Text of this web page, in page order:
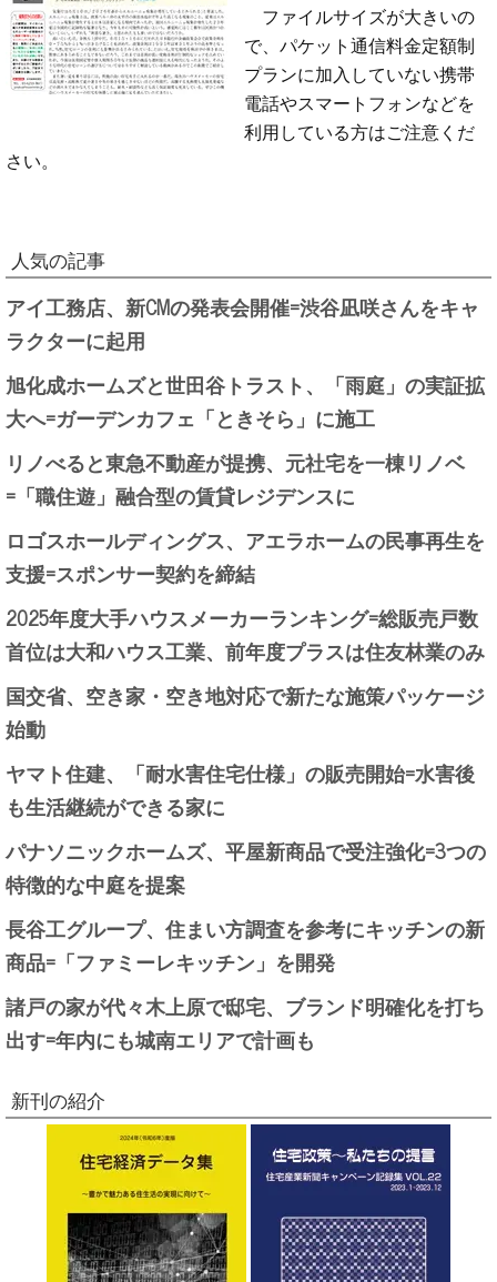
ファイルサイズが大きいの
で、パケット通信料金定額制
プランに加入していない携帯
電話やスマートフォンなどを
利用している方はご注意くだ
さい。
人気の記事
アイ工務店、新CMの発表会開催=渋谷凪咲さんをキャ
ラクターに起用
旭化成ホームズと世田谷トラスト、「雨庭」の実証拡
大へ=ガーデンカフェ「ときそら」に施工
リノべると東急不動産が提携、元社宅を一棟リノベ
=「職住遊」融合型の賃貸レジデンスに
ロゴスホールディングス、アエラホームの民事再生を
支援=スポンサー契約を締結
2025年度大手ハウスメーカーランキング=総販売戸数
首位は大和ハウス工業、前年度プラスは住友林業のみ
国交省、空き家・空き地対応で新たな施策パッケージ
始動
ヤマト住建、「耐水害住宅仕様」の販売開始=水害後
も生活継続ができる家に
パナソニックホームズ、平屋新商品で受注強化=3つの
特徴的な中庭を提案
長谷工グループ、住まい方調査を参考にキッチンの新
商品=「ファミーレキッチン」を開発
諸戸の家が代々木上原で邸宅、ブランド明確化を打ち
出す=年内にも城南エリアで計画も
新刊の紹介